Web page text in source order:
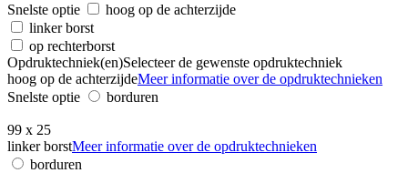
Snelste optie
hoog op de achterzijde
linker borst
op rechterborst
Opdruktechniek(en)Selecteer de gewenste opdruktechniek
hoog op de achterzijdeMeer informatie over de opdruktechnieken
Snelste optie
borduren
99 x 25
linker borstMeer informatie over de opdruktechnieken
borduren